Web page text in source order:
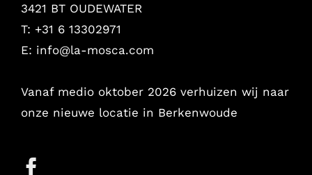
3421 BT OUDEWATER
T: +31 6 13302971
E: info@la-mosca.com
Vanaf medio oktober 2026 verhuizen wij naar
onze nieuwe locatie in Berkenwoude